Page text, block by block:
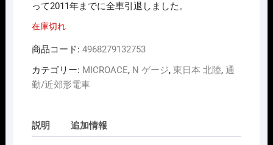
って2011年までに全車引退しました。
在庫切れ
商品コード: 4968279132753
カテゴリー: MICROACE, N ゲージ, 東日本 北陸, 通
勤/近郊形電車
説明 追加情報